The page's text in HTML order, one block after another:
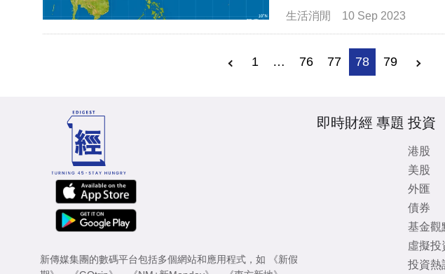
生活消閒 10 Sep 2023
1 … 76 77 78 79
新傳媒集團的數碼平台包括多個網站和應用程式，如
《新假
即時財經 專題 投資
港股
美股
外匯
債券
基金觀
虛擬投
投資熱